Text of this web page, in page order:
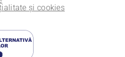
și cookies